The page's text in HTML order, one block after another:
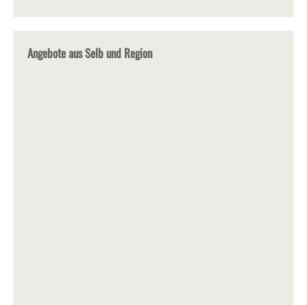
Angebote aus Selb und Region